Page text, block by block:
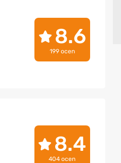
8.6
199 ocen
8.4
404 ocen